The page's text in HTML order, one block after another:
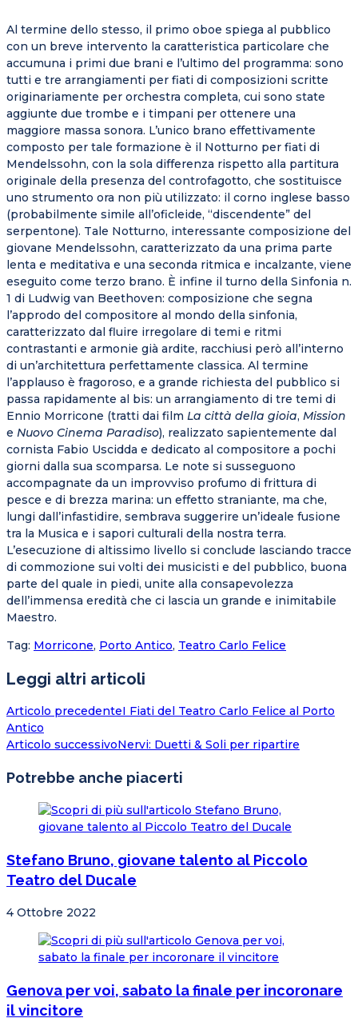
Al termine dello stesso, il primo oboe spiega al pubblico
con un breve intervento la caratteristica particolare che
accumuna i primi due brani e l’ultimo del programma: sono
tutti e tre arrangiamenti per fiati di composizioni scritte
originariamente per orchestra completa, cui sono state
aggiunte due trombe e i timpani per ottenere una
maggiore massa sonora. L’unico brano effettivamente
composto per tale formazione è il Notturno per fiati di
Mendelssohn, con la sola differenza rispetto alla partitura
originale della presenza del controfagotto, che sostituisce
uno strumento ora non più utilizzato: il corno inglese basso
(probabilmente simile all’oficleide, “discendente” del
serpentone). Tale Notturno, interessante composizione del
giovane Mendelssohn, caratterizzato da una prima parte
lenta e meditativa e una seconda ritmica e incalzante, viene
eseguito come terzo brano. È infine il turno della Sinfonia n.
1 di Ludwig van Beethoven: composizione che segna
l’approdo del compositore al mondo della sinfonia,
caratterizzato dal fluire irregolare di temi e ritmi
contrastanti e armonie già ardite, racchiusi però all’interno
di un’architettura perfettamente classica. Al termine
l’applauso è fragoroso, e a grande richiesta del pubblico si
passa rapidamente al bis: un arrangiamento di tre temi di
Ennio Morricone (tratti dai film La città della gioia, Mission
e Nuovo Cinema Paradiso), realizzato sapientemente dal
cornista Fabio Uscidda e dedicato al compositore a pochi
giorni dalla sua scomparsa. Le note si susseguono
accompagnate da un improvviso profumo di frittura di
pesce e di brezza marina: un effetto straniante, ma che,
lungi dall’infastidire, sembrava suggerire un’ideale fusione
tra la Musica e i sapori culturali della nostra terra.
L’esecuzione di altissimo livello si conclude lasciando tracce
di commozione sui volti dei musicisti e del pubblico, buona
parte del quale in piedi, unite alla consapevolezza
dell’immensa eredità che ci lascia un grande e inimitabile
Maestro.
Tag: Morricone, Porto Antico, Teatro Carlo Felice
Leggi altri articoli
Articolo precedenteI Fiati del Teatro Carlo Felice al Porto
Antico
Articolo successivoNervi: Duetti & Soli per ripartire
Potrebbe anche piacerti
Stefano Bruno, giovane talento al Piccolo
Teatro del Ducale
4 Ottobre 2022
Genova per voi, sabato la finale per incoronare
il vincitore